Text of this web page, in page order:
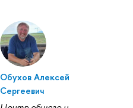
Обухов Алексей
Сергеевич